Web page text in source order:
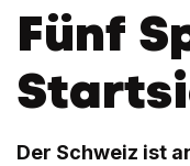
Fünf
Der Schweiz ist